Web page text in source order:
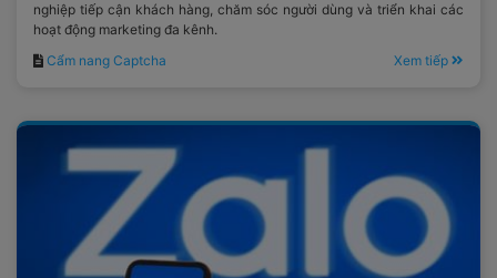
nghiệp tiếp cận khách hàng, chăm sóc người dùng và triển khai các
hoạt động marketing đa kênh.
Cẩm nang Captcha
Xem tiếp